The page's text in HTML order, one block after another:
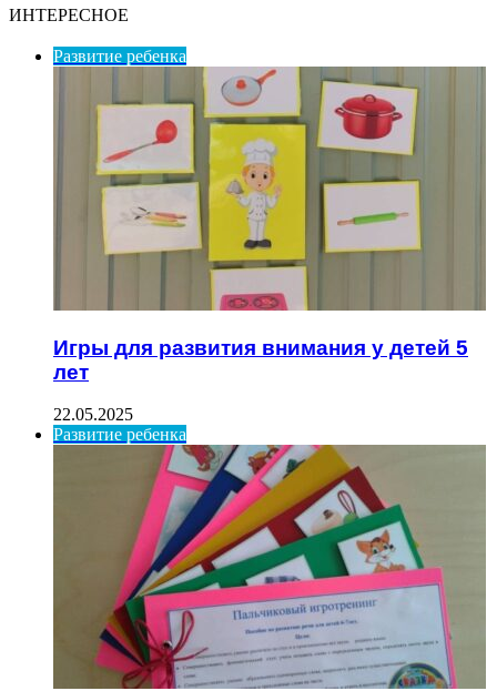
ИНТЕРЕСНОЕ
Развитие ребенка
Игры для развития внимания у детей 5
лет
22.05.2025
Развитие ребенка